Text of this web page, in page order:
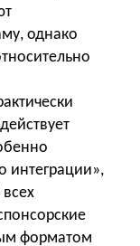
однако
интеграции»,
форматом